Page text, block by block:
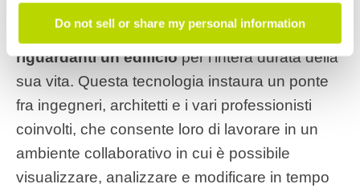
Do not sell or share my personal information
tecnologia che permette di
modo strutturato tutte le informazioni
riguardanti un edificioper l'intera durata della
sua vita. Questa tecnologia instaura un ponte
fra ingegneri, architetti e i vari professionisti
coinvolti, che consente loro di lavorare in un
ambiente collaborativo in cui è possibile
visualizzare, analizzare e modificare in tempo